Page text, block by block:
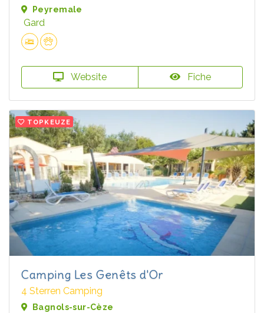
Peyremale
Gard
Website Fiche
TOPKEUZE
Camping Les Genêts d'Or
4 Sterren Camping
Bagnols-sur-Cèze